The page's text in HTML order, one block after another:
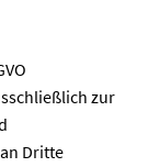
zur
Dritte